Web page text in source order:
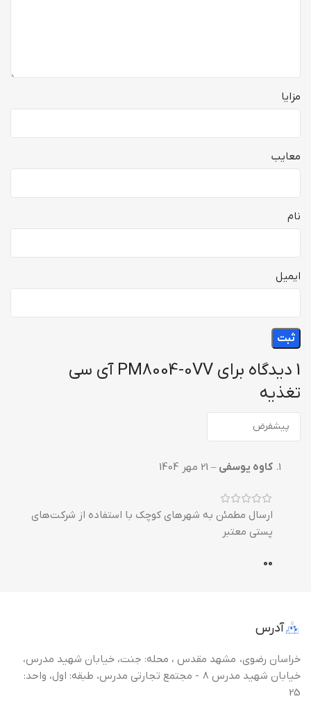
1 دیدگاه برای
PM8004-0VV آی سی
تغذیه
کاوه یوسفی – 21 مهر 1404
ارسال مطمئن به شهرهای کوچک با استفاده از شرکت‌های
پستی معتبر
0
0
مزایا
معایب
نام
ایمیل
آدرس
خراسان رضوی، مشهد مقدس ، محله: جنت، خیابان شهید مدرس،
خیابان شهید مدرس 8 - مجتمع تجارتی مدرس، طبقه: اول، واحد:
25